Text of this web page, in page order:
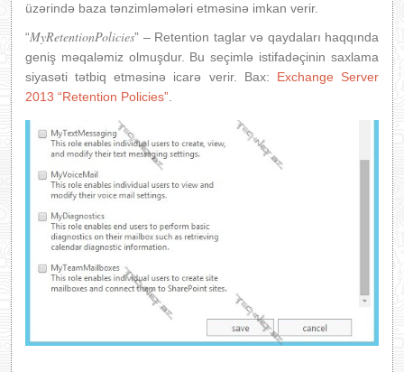
üzərində baza tənzimləmələri etməsinə imkan verir.
“MyRetentionPolicies” – Retention taglar və qaydaları haqqında
geniş məqaləmiz olmuşdur. Bu seçimlə istifadəçinin saxlama
siyasəti tətbiq etməsinə icarə verir. Bax: Exchange Server
2013 “Retention Policies”.